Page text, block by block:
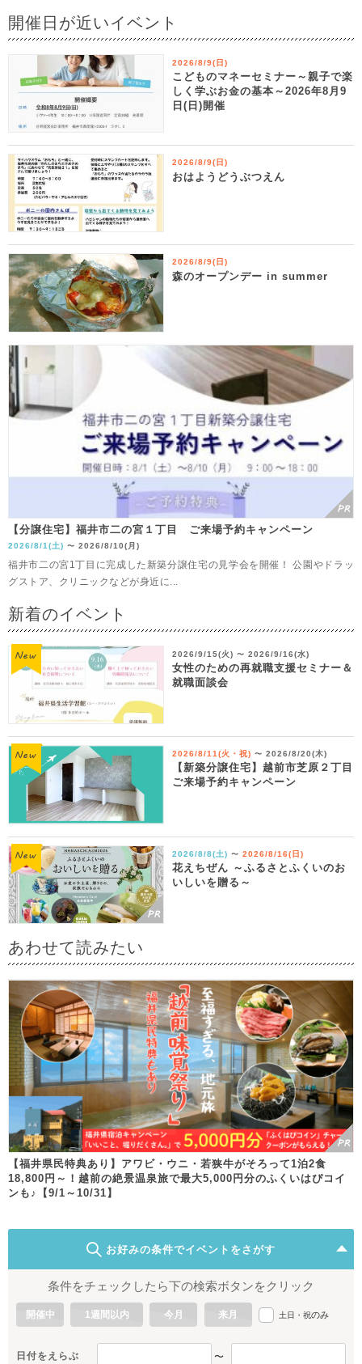
開催日が近いイベント
2026/8/9(日)
こどものマネーセミナー～親子で楽
しく学ぶお金の基本～2026年8月9
日(日)開催
2026/8/9(日)
おはようどうぶつえん
2026/8/9(日)
森のオープンデー in summer
【分譲住宅】福井市二の宮１丁目 ご来場予約キャンペーン
2026/8/1(土) 〜 2026/8/10(月)
福井市二の宮1丁目に完成した新築分譲住宅の見学会を開催！ 公園やドラッ
グストア、クリニックなどが身近に...
新着のイベント
2026/9/15(火) 〜 2026/9/16(水)
女性のための再就職支援セミナー＆
就職面談会
2026/8/11(火・祝) 〜 2026/8/20(木)
【新築分譲住宅】越前市芝原２丁目
ご来場予約キャンペーン
2026/8/8(土) 〜 2026/8/16(日)
花えちぜん ～ふるさとふくいのお
いしいを贈る～
あわせて読みたい
【福井県民特典あり】アワビ・ウニ・若狭牛がそろって1泊2食
18,800円～！越前の絶景温泉旅で最大5,000円分のふくいはぴコイ
ンも♪【9/1～10/31】
お好みの条件でイベントをさがす
条件をチェックしたら下の検索ボタンをクリック
開催中 1週間以内 今月 来月 土日・祝のみ
日付をえらぶ 〜